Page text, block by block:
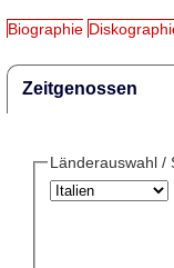
Biographie
Zeitgenossen
Länderauswahl /